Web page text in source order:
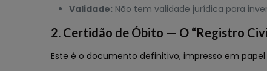
Validade: Não tem validade jurídica para
2. Certidão de Óbito — O “Registro
Este é o documento definitivo, impresso em